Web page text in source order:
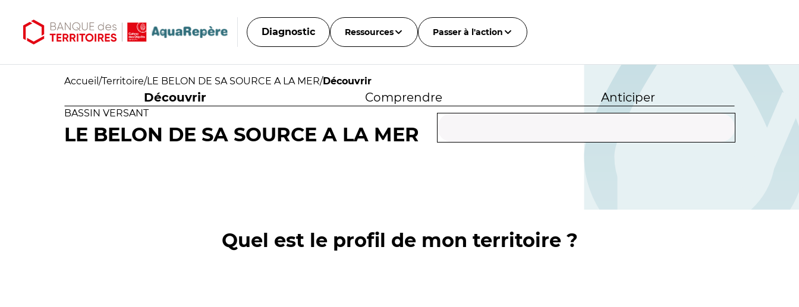
Diagnostic Ressources Passer à l'action
Accueil /Territoire/LE BELON DE SA SOURCE A LA MER/Découvrir
Découvrir Comprendre Anticiper
BASSIN VERSANT
LE BELON DE SA SOURCE A LA MER
Quel est le profil de mon territoire ?